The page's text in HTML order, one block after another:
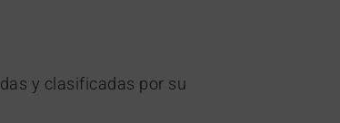
y clasificadas por su